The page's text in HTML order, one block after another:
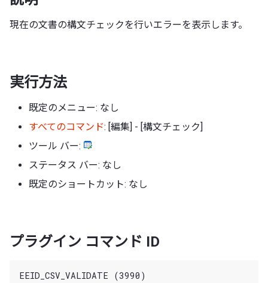
現在の文書の構文チェックを行いエラーを表示します。
実行方法
既定のメニュー: なし
すべてのコマンド: [編集] - [構文チェック]
ツール バー:
ステータス バー: なし
既定のショートカット: なし
プラグイン コマンド ID